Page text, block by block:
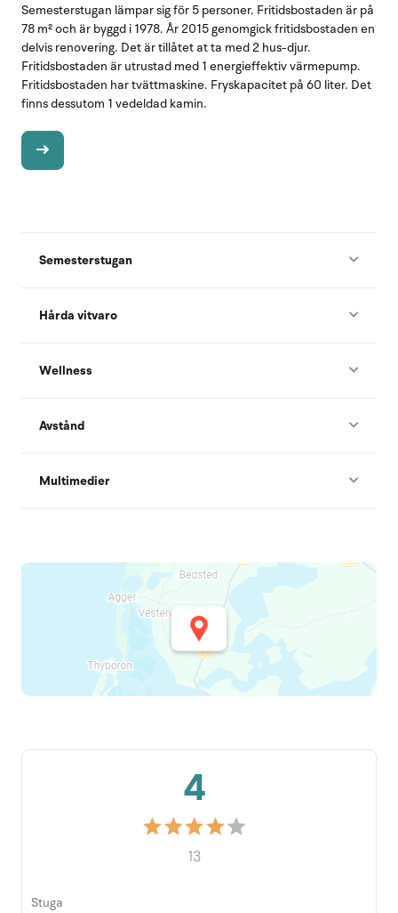
Semesterstugan lämpar sig för 5 personer. Fritidsbostaden är på
78 m² och är byggd i 1978. År 2015 genomgick fritidsbostaden en
delvis renovering. Det är tillåtet at ta med 2 hus-djur.
Fritidsbostaden är utrustad med 1 energieffektiv värmepump.
Fritidsbostaden har tvättmaskine. Fryskapacitet på 60 liter. Det
finns dessutom 1 vedeldad kamin.
Semesterstugan
Hårda vitvaro
Wellness
Avstånd
Multimedier
4
13
Stuga